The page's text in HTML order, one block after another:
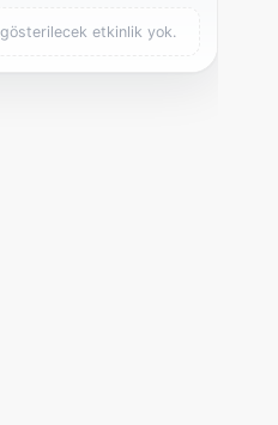
gösterilecek etkinlik yok.